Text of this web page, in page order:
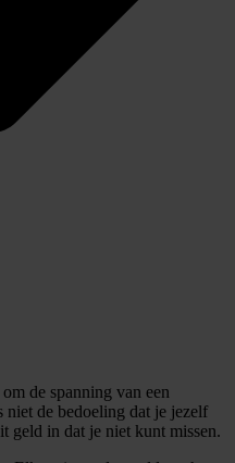
de spanning van een
de bedoeling dat je jezelf
geld in dat je niet kunt missen.